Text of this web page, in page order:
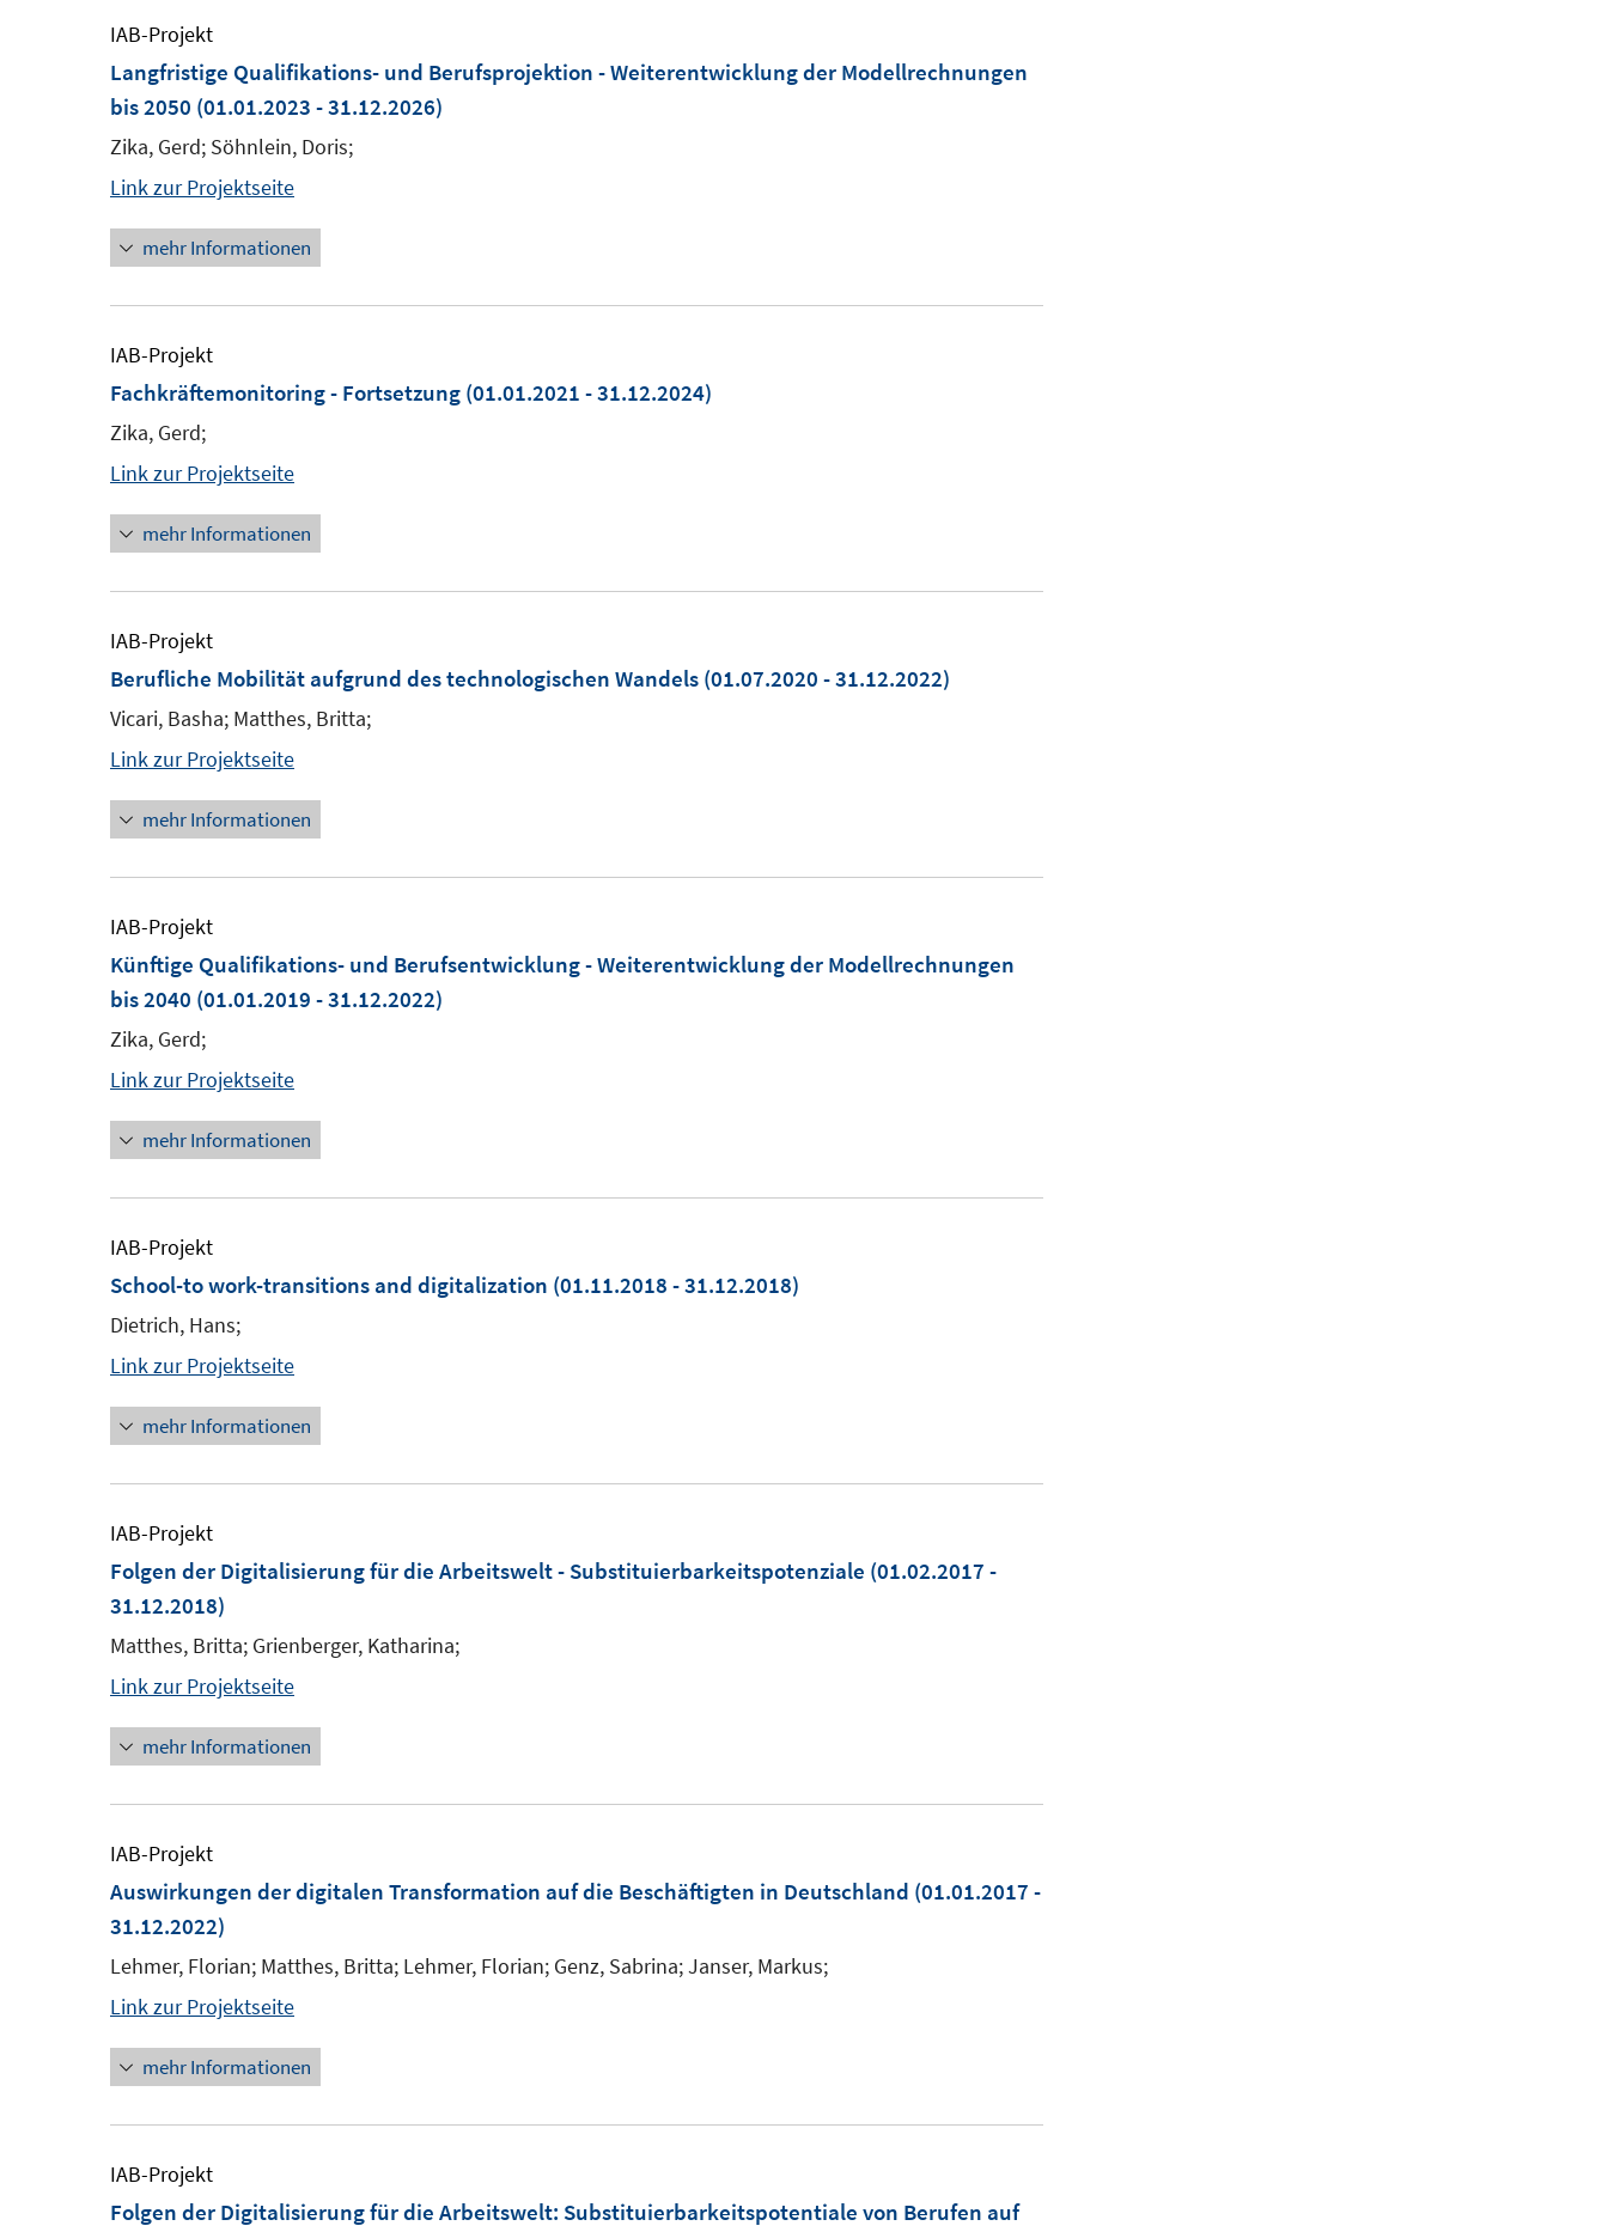
IAB-Projekt
Langfristige Qualifikations- und Berufsprojektion - Weiterentwicklung der Modellrechnungen
bis 2050 (01.01.2023 - 31.12.2026)
Zika, Gerd; Söhnlein, Doris;
Link zur Projektseite
mehr Informationen
IAB-Projekt
Fachkräftemonitoring - Fortsetzung (01.01.2021 - 31.12.2024)
Zika, Gerd;
Link zur Projektseite
mehr Informationen
IAB-Projekt
Berufliche Mobilität aufgrund des technologischen Wandels (01.07.2020 - 31.12.2022)
Vicari, Basha; Matthes, Britta;
Link zur Projektseite
mehr Informationen
IAB-Projekt
Künftige Qualifikations- und Berufsentwicklung - Weiterentwicklung der Modellrechnungen
bis 2040 (01.01.2019 - 31.12.2022)
Zika, Gerd;
Link zur Projektseite
mehr Informationen
IAB-Projekt
School-to work-transitions and digitalization (01.11.2018 - 31.12.2018)
Dietrich, Hans;
Link zur Projektseite
mehr Informationen
IAB-Projekt
Folgen der Digitalisierung für die Arbeitswelt - Substituierbarkeitspotenziale (01.02.2017 -
31.12.2018)
Matthes, Britta; Grienberger, Katharina;
Link zur Projektseite
mehr Informationen
IAB-Projekt
Auswirkungen der digitalen Transformation auf die Beschäftigten in Deutschland (01.01.2017 -
31.12.2022)
Lehmer, Florian; Matthes, Britta; Lehmer, Florian; Genz, Sabrina; Janser, Markus;
Link zur Projektseite
mehr Informationen
IAB-Projekt
Folgen der Digitalisierung für die Arbeitswelt: Substituierbarkeitspotentiale von Berufen auf